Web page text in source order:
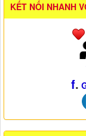
KẾT NỐI NHANH
f.